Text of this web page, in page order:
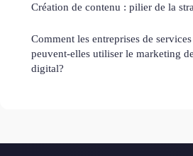
Création de contenu : pilier de la
Comment les entreprises de
peuvent-elles utiliser le marketing
digital?